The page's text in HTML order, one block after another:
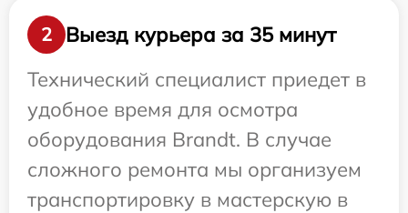
2
Выезд курьера за 35 минут
Технический специалист приедет в
удобное время для осмотра
оборудования Brandt. В случае
сложного ремонта мы организуем
транспортировку в мастерскую в